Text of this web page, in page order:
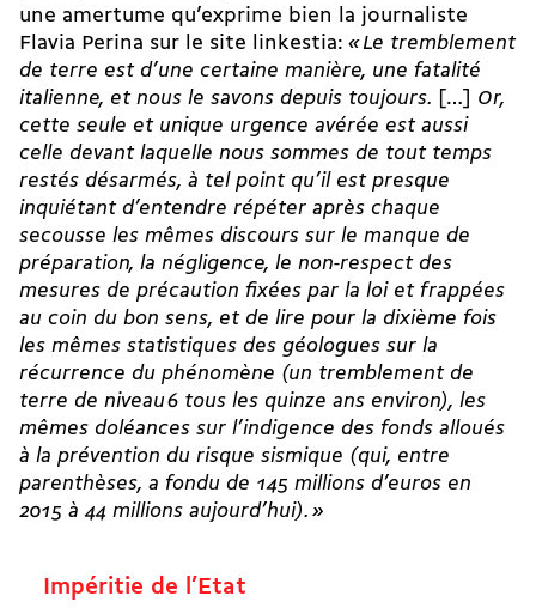
une amertume qu’exprime bien la journaliste
Flavia Perina sur le site linkestia: «Le tremblement
de terre est d’une certaine manière, une fatalité
italienne, et nous le savons depuis toujours.
[…]
Or,
cette seule et unique urgence avérée est aussi
celle devant laquelle nous sommes de tout temps
restés désarmés, à tel point qu’il est presque
inquiétant d’entendre répéter après chaque
secousse les mêmes discours sur le manque de
préparation, la négligence, le non-respect des
mesures de précaution fixées par la loi et frappées
au coin du bon sens, et de lire pour la dixième fois
les mêmes statistiques des géologues sur la
récurrence du phénomène (un tremblement de
terre de niveau6 tous les quinze ans environ), les
mêmes doléances sur l’indigence des fonds alloués
à la prévention du risque sismique (qui, entre
parenthèses, a fondu de 145 millions d’euros en
2015 à 44 millions aujourd’hui). »
Impéritie de l’Etat